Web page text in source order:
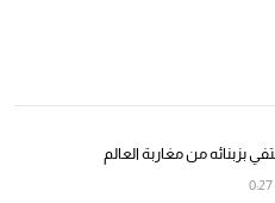
بزبنائه من مغاربة العالم